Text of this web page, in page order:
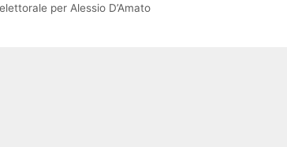
per Alessio D’Amato